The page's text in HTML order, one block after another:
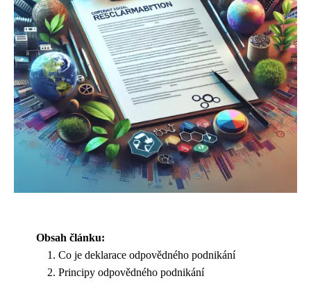
Obsah článku:
Co je deklarace odpovědného podnikání
Principy odpovědného podnikání